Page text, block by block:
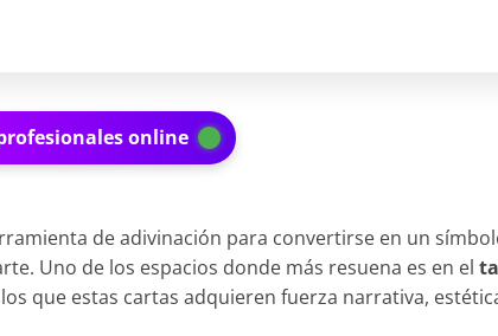
online
de adivinación para convertirse en un
Uno de los espacios donde más resuena es en el
que estas cartas adquieren fuerza narrativa,